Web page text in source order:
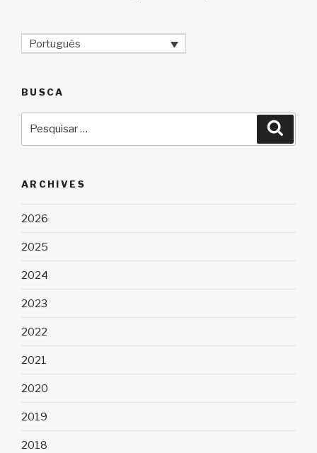
Português
BUSCA
ARCHIVES
2026
2025
2024
2023
2022
2021
2020
2019
2018